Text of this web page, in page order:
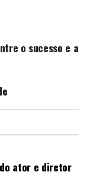
o sucesso e a
ator e diretor